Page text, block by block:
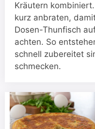
Kräutern
kurz anbraten,
Dosen-Thunfisch
achten. So
schnell zubereitet
schmecken.